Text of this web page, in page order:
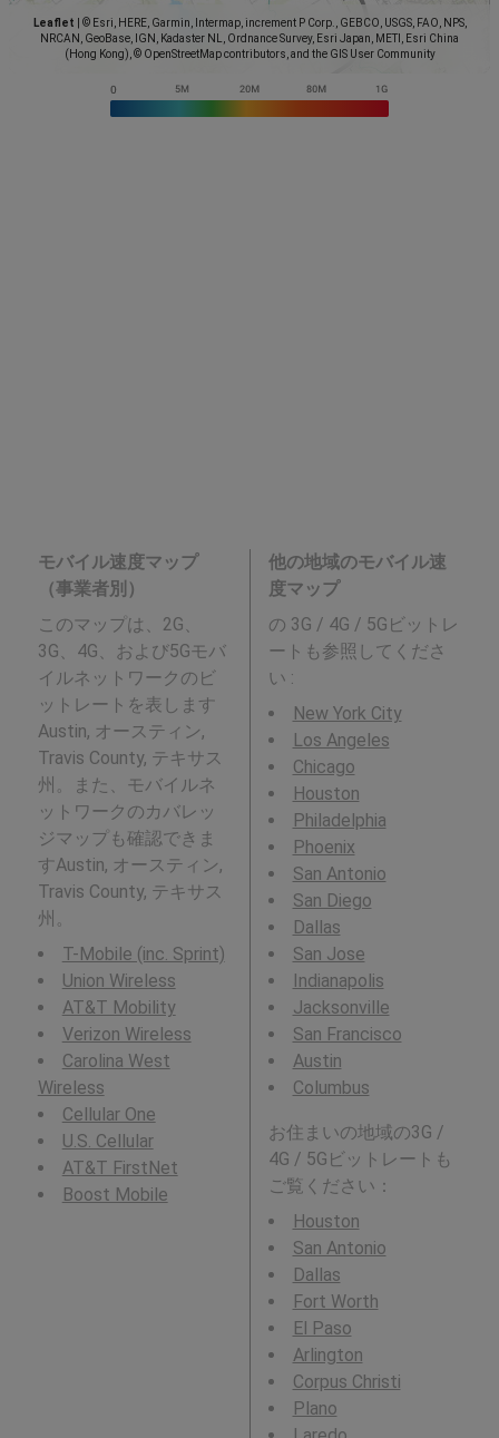
Leaflet
© Esri, HERE, Garmin, Intermap, increment P Corp., GEBCO, USGS, FAO, NPS,
NRCAN, GeoBase, IGN, Kadaster NL, Ordnance Survey, Esri Japan, METI, Esri China
(Hong Kong), © OpenStreetMap contributors, and the GIS User Community
モバイル速度マップ
（事業者別）
このマップは、2G、
3G、4G、および5Gモバ
イルネットワークのビ
ットレートを表します
Austin, オースティン,
Travis County, テキサス
州。また、モバイルネ
ットワークのカバレッ
ジマップも確認できま
すAustin, オースティン,
Travis County, テキサス
州。
T-Mobile (inc. Sprint)
Union Wireless
AT&T Mobility
Verizon Wireless
Carolina West
Wireless
Cellular One
U.S. Cellular
AT&T FirstNet
Boost Mobile
他の地域のモバイル速
度マップ
の 3G / 4G / 5Gビットレ
ートも参照してくださ
い :
New York City
Los Angeles
Chicago
Houston
Philadelphia
Phoenix
San Antonio
San Diego
Dallas
San Jose
Indianapolis
Jacksonville
San Francisco
Austin
Columbus
お住まいの地域の3G /
4G / 5Gビットレートも
ご覧ください：
Houston
San Antonio
Dallas
Fort Worth
El Paso
Arlington
Corpus Christi
Plano